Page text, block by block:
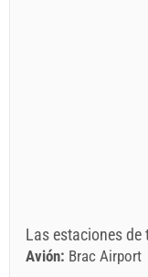
Las estaciones de
Avión: Brac Airport